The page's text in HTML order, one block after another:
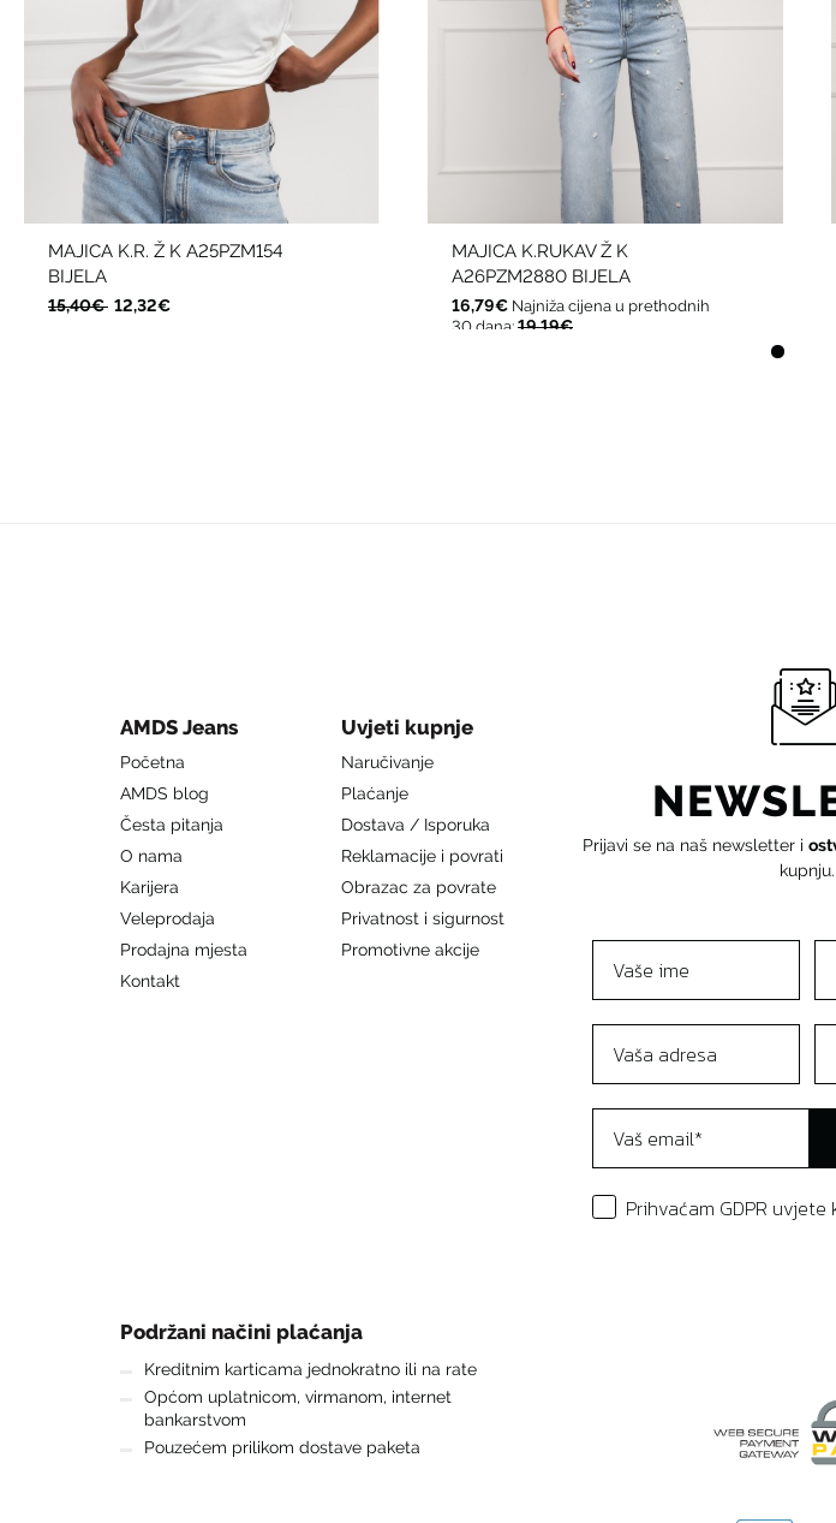
MAJICA K.R. Ž K A25PZM154
BIJELA
15,40€ 12,32€
MAJICA K.RUKAV Ž K
A26PZM2880 BIJELA
16,79€ Najniža cijena u prethodnih
30 dana: 19,19€
AMDS Jeans
Početna
AMDS blog
Česta pitanja
O nama
Karijera
Veleprodaja
Prodajna mjesta
Kontakt
Uvjeti kupnje
Naručivanje
Plaćanje
Dostava / Isporuka
Reklamacije i povrati
Obrazac za povrate
Privatnost i sigurnost
Promotivne akcije
Prijavi se na naš newsletter i
kupnju.
Prihvaćam GDPR uvjete
Podržani načini plaćanja
Kreditnim karticama jednokratno ili na rate
Općom uplatnicom, virmanom, internet
bankarstvom
Pouzećem prilikom dostave paketa